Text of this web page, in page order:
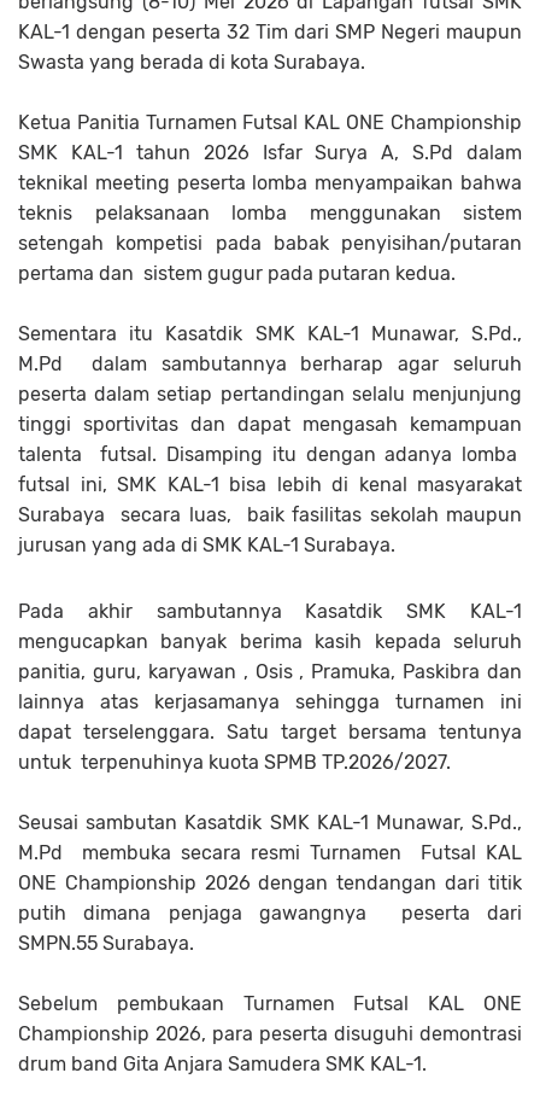
KAL-1 dengan peserta 32 Tim dari SMP Negeri maupun
Swasta yang berada di kota Surabaya.
Ketua Panitia Turnamen Futsal KAL ONE Championship
SMK KAL-1 tahun 2026 Isfar Surya A, S.Pd dalam
teknikal meeting peserta lomba menyampaikan bahwa
teknis pelaksanaan lomba menggunakan sistem
setengah kompetisi pada babak penyisihan/putaran
pertama dan sistem gugur pada putaran kedua.
Sementara itu Kasatdik SMK KAL-1 Munawar, S.Pd.,
M.Pd dalam sambutannya berharap agar seluruh
peserta dalam setiap pertandingan selalu menjunjung
tinggi sportivitas dan dapat mengasah kemampuan
talenta futsal. Disamping itu dengan adanya lomba
futsal ini, SMK KAL-1 bisa lebih di kenal masyarakat
Surabaya secara luas, baik fasilitas sekolah maupun
jurusan yang ada di SMK KAL-1 Surabaya.
Pada akhir sambutannya Kasatdik SMK KAL-1
mengucapkan banyak berima kasih kepada seluruh
panitia, guru, karyawan , Osis , Pramuka, Paskibra dan
lainnya atas kerjasamanya sehingga turnamen ini
dapat terselenggara. Satu target bersama tentunya
untuk terpenuhinya kuota SPMB TP.2026/2027.
Seusai sambutan Kasatdik SMK KAL-1 Munawar, S.Pd.,
M.Pd membuka secara resmi Turnamen Futsal KAL
ONE Championship 2026 dengan tendangan dari titik
putih dimana penjaga gawangnya peserta dari
SMPN.55 Surabaya.
Sebelum pembukaan Turnamen Futsal KAL ONE
Championship 2026, para peserta disuguhi demontrasi
drum band Gita Anjara Samudera SMK KAL-1.